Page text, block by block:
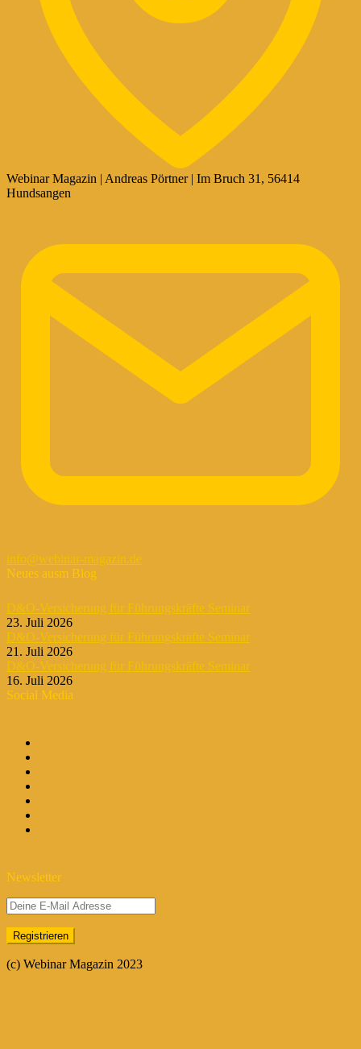
Webinar Magazin | Andreas Pörtner | Im Bruch 31, 56414
Hundsangen
info@webinar-magazin.de
Neues ausm Blog
D&O-Versicherung für Führungskräfte Seminar
23. Juli 2026
D&O-Versicherung für Führungskräfte Seminar
21. Juli 2026
D&O-Versicherung für Führungskräfte Seminar
16. Juli 2026
Social Media
Newsletter
(c) Webinar Magazin 2023